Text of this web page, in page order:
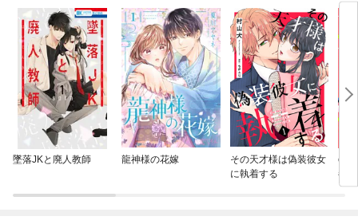
墜落JKと廃人教師 龍神様の花嫁
その天才様は偽装彼女
に執着する
都